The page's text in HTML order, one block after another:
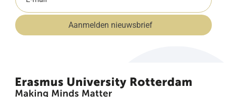
mailadres
(Vereist) Aanmelden nieuwsbrief